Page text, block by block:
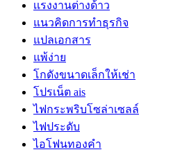
เเรงงานต่างด้าว
แนวคิดการทำธุรกิจ
แปลเอกสาร
แพ้ง่าย
โกดังขนาดเล็กให้เช่า
โปรเน็ต ais
ไฟกระพริบโซล่าเซลล์
ไฟประดับ
ไอโฟนทองคำ